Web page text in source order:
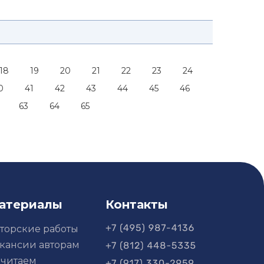
18 19 20 21 22 23
24
41 42 43 44 45
46
63
64 65
работы
авторам
Контакты